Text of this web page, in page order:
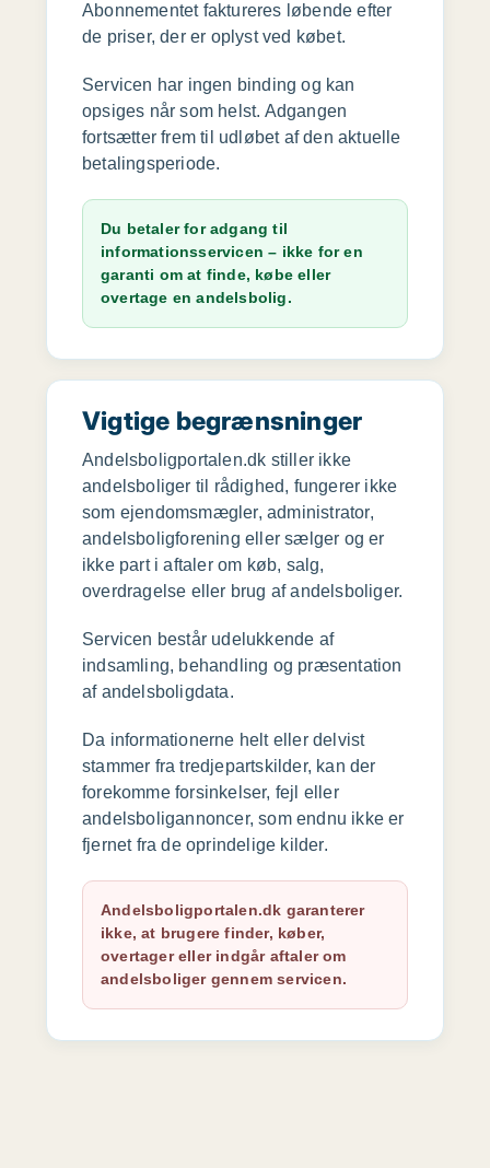
Abonnementet faktureres løbende efter
de priser, der er oplyst ved købet.
Servicen har ingen binding og kan
opsiges når som helst. Adgangen
fortsætter frem til udløbet af den aktuelle
betalingsperiode.
Du betaler for adgang til
informationsservicen – ikke for en
garanti om at finde, købe eller
overtage en andelsbolig.
Vigtige begrænsninger
Andelsboligportalen.dk stiller ikke
andelsboliger til rådighed, fungerer ikke
som ejendomsmægler, administrator,
andelsboligforening eller sælger og er
ikke part i aftaler om køb, salg,
overdragelse eller brug af andelsboliger.
Servicen består udelukkende af
indsamling, behandling og præsentation
af andelsboligdata.
Da informationerne helt eller delvist
stammer fra tredjepartskilder, kan der
forekomme forsinkelser, fejl eller
andelsboligannoncer, som endnu ikke er
fjernet fra de oprindelige kilder.
Andelsboligportalen.dk garanterer
ikke, at brugere finder, køber,
overtager eller indgår aftaler om
andelsboliger gennem servicen.